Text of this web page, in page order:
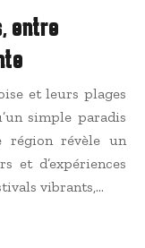
entre
et leurs plages
simple paradis
région révèle un
et d’expériences
vibrants,…